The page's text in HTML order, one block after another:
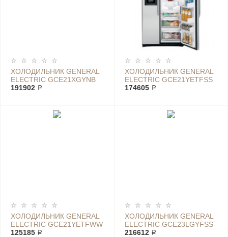
ХОЛОДИЛЬНИК GENERAL
ELECTRIC GCE21XGYNB
191902 ₽
ХОЛОДИЛЬНИК GENERAL
ELECTRIC GCE21YETFSS
174605 ₽
ХОЛОДИЛЬНИК GENERAL
ELECTRIC GCE21YETFWW
125185 ₽
ХОЛОДИЛЬНИК GENERAL
ELECTRIC GCE23LGYFSS
216612 ₽